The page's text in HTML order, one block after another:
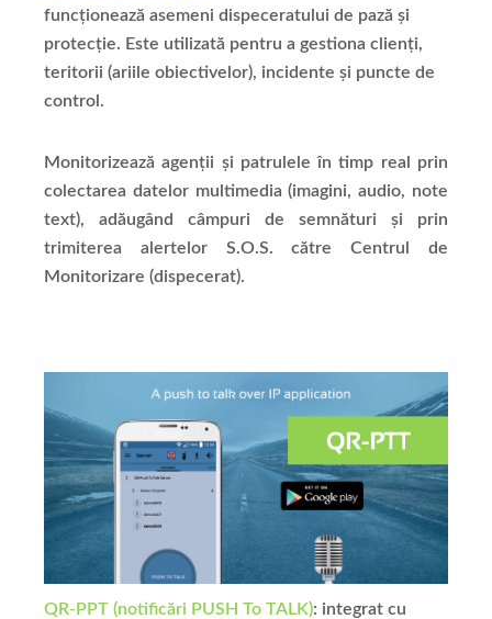
funcționează asemeni dispeceratului de pază și
protecție. Este utilizată pentru a gestiona clienți,
teritorii (ariile obiectivelor), incidente și puncte de
control.
Monitorizează agenții și patrulele în timp real prin
colectarea datelor multimedia (imagini, audio, note
text), adăugând câmpuri de semnături și prin
trimiterea alertelor S.O.S. către Centrul de
Monitorizare (dispecerat).
QR-PPT (notificări PUSH To TALK): integrat cu